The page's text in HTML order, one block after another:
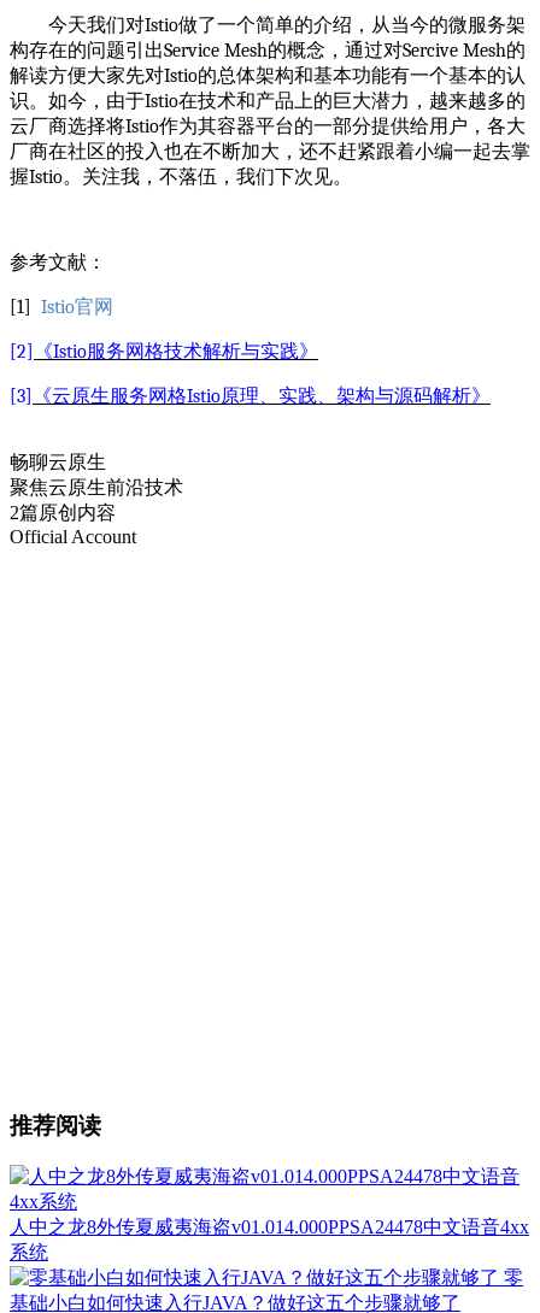
今天我们对Istio做了一个简单的介绍，从当今的微服务架
构存在的问题引出Service Mesh的概念，通过对Sercive Mesh的
解读方便大家先对Istio的总体架构和基本功能有一个基本的认
识。如今，由于Istio在技术和产品上的巨大潜力，越来越多的
云厂商选择将Istio作为其容器平台的一部分提供给用户，各大
厂商在社区的投入也在不断加大，还不赶紧跟着小编一起去掌
握Istio。关注我，不落伍，我们下次见。
参考文献：
[1] Istio官网
[2] 《Istio服务网格技术解析与实践》
[3] 《云原生服务网格Istio原理、实践、架构与源码解析》
畅聊云原生
聚焦云原生前沿技术
2篇原创内容
Official Account
推荐阅读
人中之龙8外传夏威夷海盗v01.014.000PPSA24478中文语音4xx
系统
零
基础小白如何快速入行JAVA？做好这五个步骤就够了